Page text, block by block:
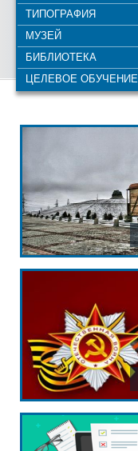
ТИПОГРАФИЯ
МУЗЕЙ
БИБЛИОТЕКА
ЦЕЛЕВОЕ ОБУЧЕНИЕ